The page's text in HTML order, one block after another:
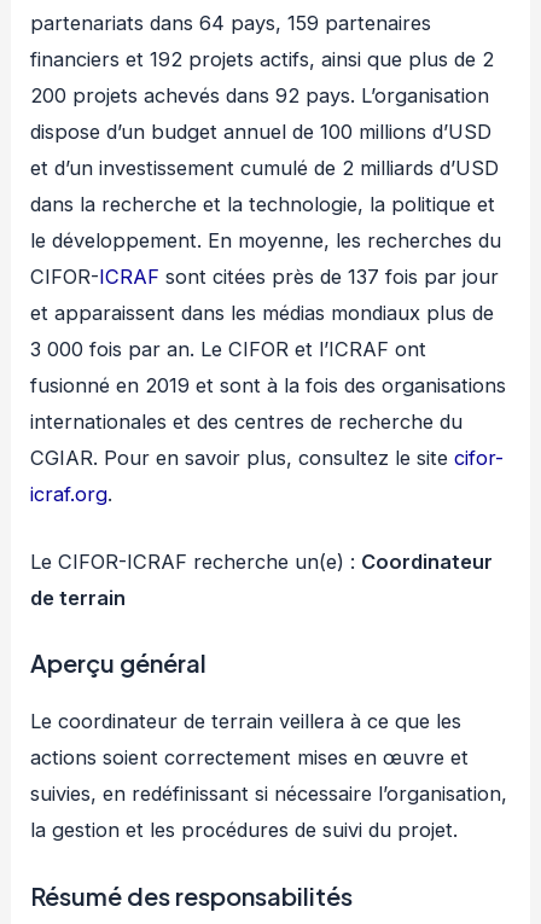
partenariats dans 64 pays, 159 partenaires
financiers et 192 projets actifs, ainsi que plus de 2
200 projets achevés dans 92 pays. L’organisation
dispose d’un budget annuel de 100 millions d’USD
et d’un investissement cumulé de 2 milliards d’USD
dans la recherche et la technologie, la politique et
le développement. En moyenne, les recherches du
CIFOR-ICRAF sont citées près de 137 fois par jour
et apparaissent dans les médias mondiaux plus de
3 000 fois par an. Le CIFOR et l’ICRAF ont
fusionné en 2019 et sont à la fois des organisations
internationales et des centres de recherche du
CGIAR. Pour en savoir plus, consultez le sitecifor-
icraf.org.
Le CIFOR-ICRAF recherche un(e) : Coordinateur
de terrain
Aperçu général
Le coordinateur de terrain veillera à ce que les
actions soient correctement mises en œuvre et
suivies, en redéfinissant si nécessaire l’organisation,
la gestion et les procédures de suivi du projet.
Résumé des responsabilités